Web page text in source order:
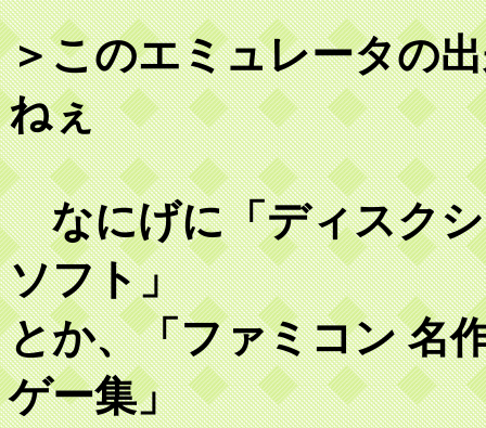
＞このエミュレータの
ねぇ
なにげに「ディスクシ
ソフト」
とか、「ファミコン 名
ゲー集」